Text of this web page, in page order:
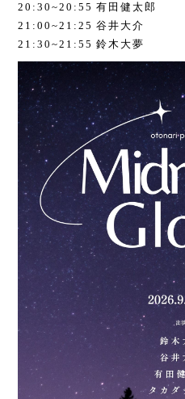
20:30~20:55 有田健太郎
21:00~21:25 谷井大介
21:30~21:55 鈴木大夢